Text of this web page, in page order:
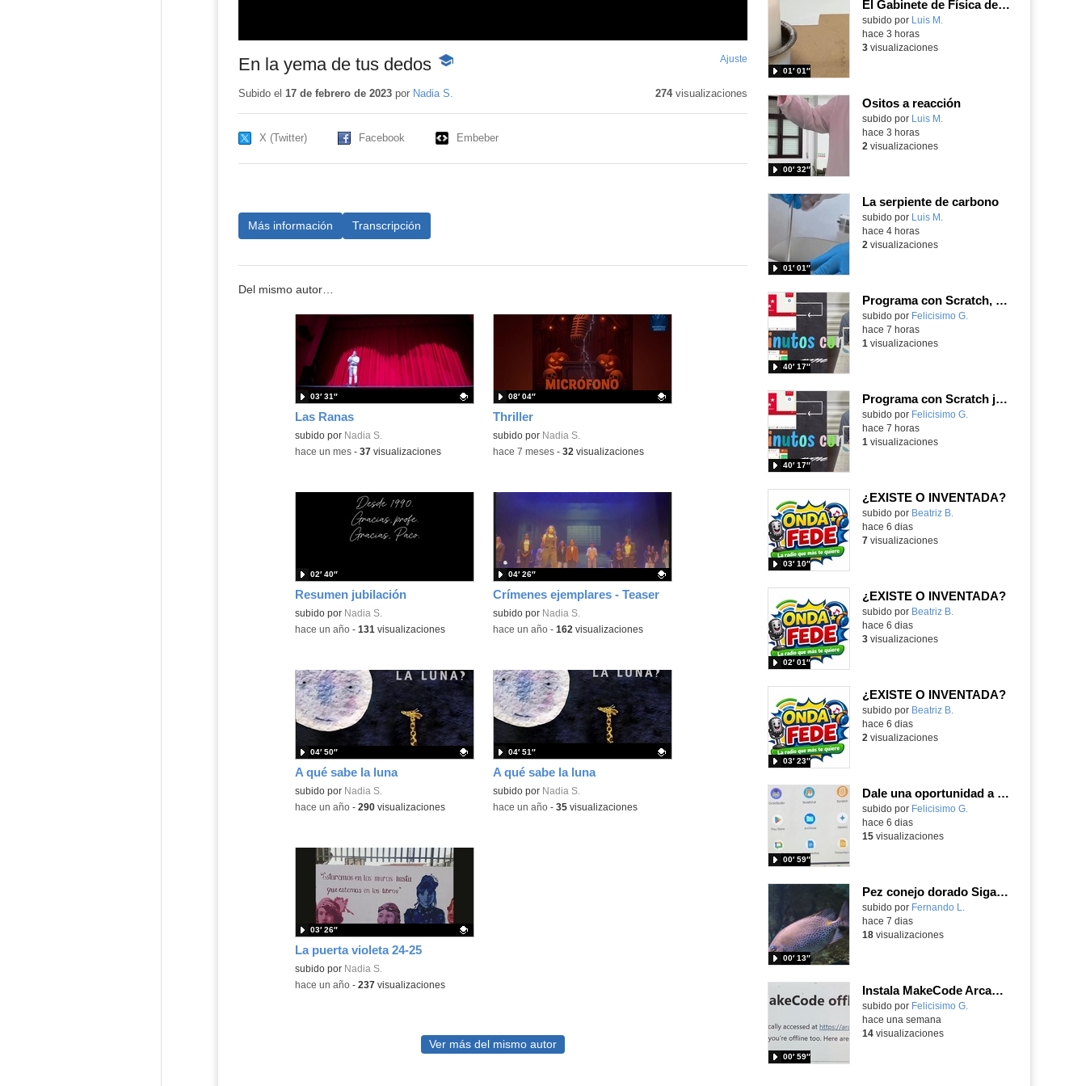
En la yema de tus dedos -
educativo
Ajuste
pantalla
Subido el 17 de febrero de 2023por Nadia S. 274visualizaciones
X (Twitter) Facebook Embeber
Más información Transcripción
Del mismo autor…
Las Ranas
Contenido educativo.
subido por Nadia S.
03′ 31″
-hace un mes- 37 visualizaciones
Thriller
Contenido educativo.
subido por Nadia S.
08′ 04″
-hace 7 meses- 32 visualizaciones
Resumen jubilación
subido por Nadia S.
02′ 40″
-hace un año- 131 visualizaciones
Crímenes ejemplares - Teaser
Contenido educativo.
subido por Nadia S.
04′ 26″
-hace un año- 162 visualizaciones
A qué sabe la luna
Contenido educativo.
subido por Nadia S.
04′ 50″
-hace un año- 290visualizaciones
A qué sabe la luna
Contenido educativo.
subido por Nadia S.
04′ 51″
-hace un año- 35visualizaciones
La puerta violeta 24-25
Contenido educativo.
subido por Nadia S.
03′ 26″
-hace un año- 237 visualizaciones
Ver más del mismo autor
El Gabinete de Física del IES Enrique Tierno Galván de Parla (Curso 25-26)
Contenido educativo.
subido por Luis M.
01′ 01″
hace 3 horas
3visualizaciones
Ositos a reacción
Contenido educativo.
subido por Luis M.
00′ 32″
hace 3 horas
2 visualizaciones
La serpiente de carbono
Contenido educativo.
subido por Luis M.
01′ 01″
hace 4 horas
2 visualizaciones
Programa con Scratch, 8 diferentes juegos para vivir la emoción de los partidos de España en el mundial 2026
Contenido educativo.
subido por Felicisimo G.
40′ 17″
hace 7 horas
1 visualizaciones
Programa con Scratch juegos con los partidos del mundial 2026 ganados por España
Contenido educativo.
subido por Felicisimo G.
40′ 17″
hace 7 horas
1 visualizaciones
¿EXISTE O INVENTADA?
Contenido educativo.
subido por Beatriz B.
03′ 10″
hace 6 dias
7visualizaciones
¿EXISTE O INVENTADA?
Contenido educativo.
subido por Beatriz B.
02′ 01″
hace 6 dias
3visualizaciones
¿EXISTE O INVENTADA?
Contenido educativo.
subido por Beatriz B.
03′ 23″
hace 6 dias
2 visualizaciones
Dale una oportunidad a los Chromebooks y utiliza un proyector para realizar talleres si no tienes pantallas táctiles
Contenido educativo.
subido por Felicisimo G.
00′ 59″
hace 6 dias
15visualizaciones
Pez conejo dorado Siganus guttatus (Bloch, 1786)
Contenido educativo.
subido por Fernando L.
00′ 13″
hace 7 dias
18visualizaciones
Instala MakeCode Arcade para trabajar offline en tu tablet, ordenador, Chromebook
Contenido educativo.
subido por Felicisimo G.
00′ 59″
hace una semana
14visualizaciones